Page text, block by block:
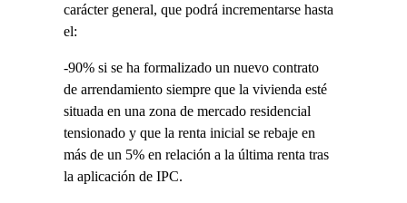
carácter general, que podrá incrementarse hasta
el:
-90% si se ha formalizado un nuevo contrato
de arrendamiento siempre que la vivienda esté
situada en una zona de mercado residencial
tensionado y que la renta inicial se rebaje en
más de un 5% en relación a la última renta tras
la aplicación de IPC.